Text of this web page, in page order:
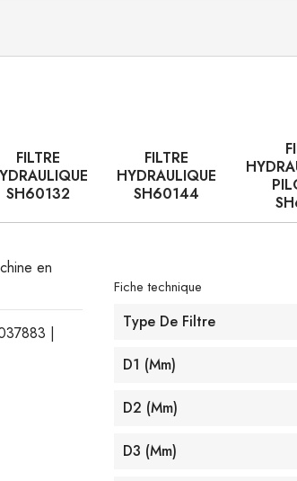
FILTRE
SH60132
FILTRE
HYDRAULIQUE
SH60144
en
|
Fiche technique
Type De Filtre
D1 (mm)
D2 (mm)
D3 (mm)